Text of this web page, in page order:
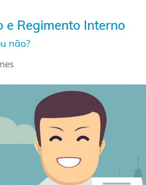
e Regimento Interno
não?